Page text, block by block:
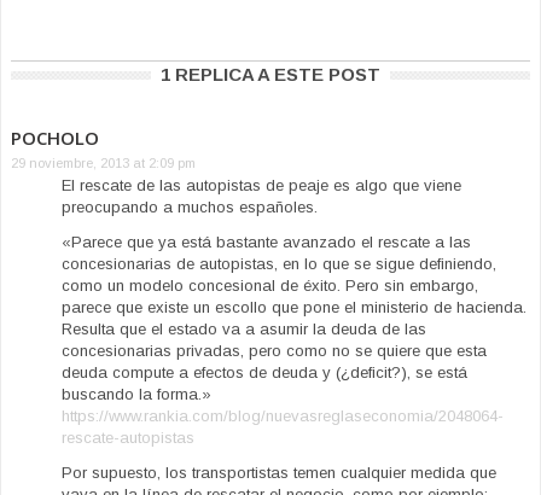
1 REPLICA A ESTE POST
POCHOLO
29 noviembre, 2013 at 2:09 pm
El rescate de las autopistas de peaje es algo que viene
preocupando a muchos españoles.
«Parece que ya está bastante avanzado el rescate a las
concesionarias de autopistas, en lo que se sigue definiendo,
como un modelo concesional de éxito. Pero sin embargo,
parece que existe un escollo que pone el ministerio de hacienda.
Resulta que el estado va a asumir la deuda de las
concesionarias privadas, pero como no se quiere que esta
deuda compute a efectos de deuda y (¿deficit?), se está
buscando la forma.»
https://www.rankia.com/blog/nuevasreglaseconomia/2048064-
rescate-autopistas
Por supuesto, los transportistas temen cualquier medida que